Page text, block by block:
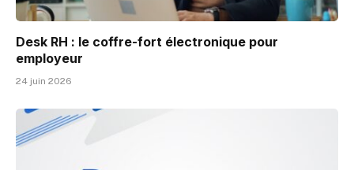
Desk RH : le coffre-fort électronique pour
employeur
24 juin 2026